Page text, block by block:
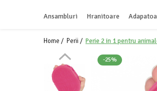
Ansambluri Hranitoare
Home / Perii / Perie 2 in 1 pentru
-25%